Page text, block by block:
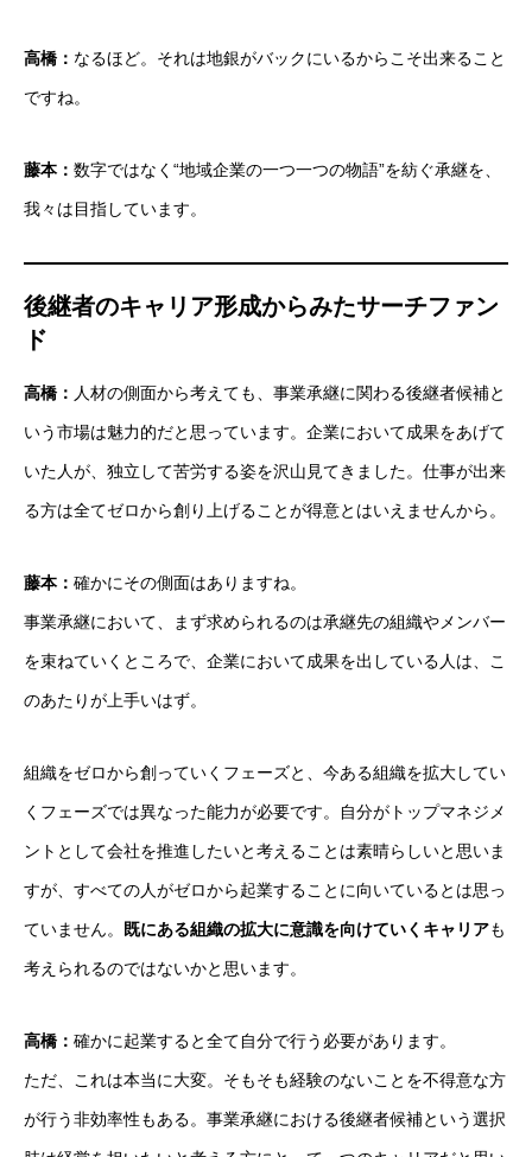
高橋： なるほど。それは地銀がバックにいるからこそ出来ること
ですね。
藤本： 数字ではなく“地域企業の一つ一つの物語”を紡ぐ承継を、
我々は目指しています。
後継者のキャリア形成からみたサーチファン
ド
高橋： 人材の側面から考えても、事業承継に関わる後継者候補と
いう市場は魅力的だと思っています。企業において成果をあげて
いた人が、独立して苦労する姿を沢山見てきました。仕事が出来
る方は全てゼロから創り上げることが得意とはいえませんから。
藤本： 確かにその側面はありますね。
事業承継において、まず求められるのは承継先の組織やメンバー
を束ねていくところで、企業において成果を出している人は、こ
のあたりが上手いはず。
組織をゼロから創っていくフェーズと、今ある組織を拡大してい
くフェーズでは異なった能力が必要です。自分がトップマネジメ
ントとして会社を推進したいと考えることは素晴らしいと思いま
すが、すべての人がゼロから起業することに向いているとは思っ
ていません。 既にある組織の拡大に意識を向けていくキャリアも
考えられるのではないかと思います。
高橋： 確かに起業すると全て自分で行う必要があります。
ただ、これは本当に大変。そもそも経験のないことを不得意な方
が行う非効率性もある。事業承継における後継者候補という選択